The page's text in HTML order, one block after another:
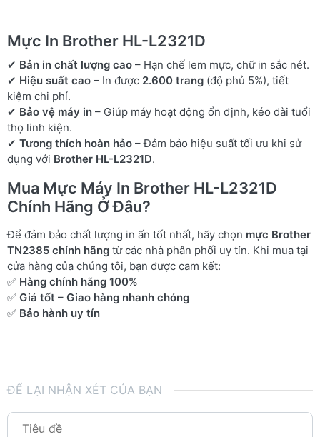
Mực In Brother HL-L2321D
✔ Bản in chất lượng cao – Hạn chế lem mực, chữ in sắc nét.
✔ Hiệu suất cao – In được 2.600 trang (độ phủ 5%), tiết
kiệm chi phí.
✔ Bảo vệ máy in – Giúp máy hoạt động ổn định, kéo dài tuổi
thọ linh kiện.
✔ Tương thích hoàn hảo – Đảm bảo hiệu suất tối ưu khi sử
dụng với Brother HL-L2321D.
Mua Mực Máy In Brother HL-L2321D
Chính Hãng Ở Đâu?
Để đảm bảo chất lượng in ấn tốt nhất, hãy chọn mực Brother
TN2385 chính hãng từ các nhà phân phối uy tín. Khi mua tại
cửa hàng của chúng tôi, bạn được cam kết:
✅ Hàng chính hãng 100%
✅ Giá tốt – Giao hàng nhanh chóng
✅ Bảo hành uy tín
ĐỂ LẠI NHẬN XÉT CỦA BẠN